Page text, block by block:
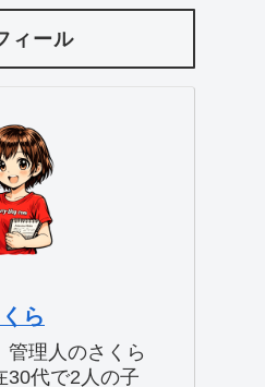
ィール
ら
管理人のさくら
30代で2人の子